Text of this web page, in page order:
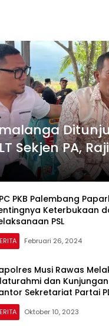
Sekjen PA, Raji
mampu
lintas partai”
PKB Palembang
Keterbukaan
PSL
Februari 26, 2024
Musi Rawas
dan
Sekretariat Partai
Oktober 10, 2023